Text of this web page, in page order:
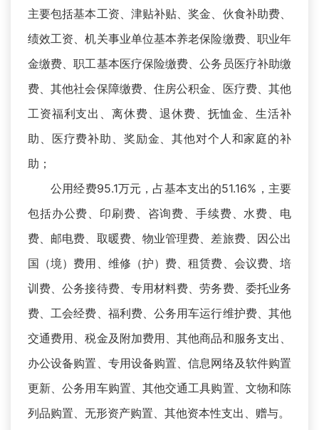
主要包括基本工资、津贴补贴、奖金、伙食补助费、
绩效工资、机关事业单位基本养老保险缴费、职业年
金缴费、职工基本医疗保险缴费、公务员医疗补助缴
费、其他社会保障缴费、住房公积金、医疗费、其他
工资福利支出、离休费、退休费、抚恤金、生活补
助、医疗费补助、奖励金、其他对个人和家庭的补
助；
公用经费95.1万元，占基本支出的51.16%，主要
包括办公费、印刷费、咨询费、手续费、水费、电
费、邮电费、取暖费、物业管理费、差旅费、因公出
国（境）费用、维修（护）费、租赁费、会议费、培
训费、公务接待费、专用材料费、劳务费、委托业务
费、工会经费、福利费、公务用车运行维护费、其他
交通费用、税金及附加费用、其他商品和服务支出、
办公设备购置、专用设备购置、信息网络及软件购置
更新、公务用车购置、其他交通工具购置、文物和陈
列品购置、无形资产购置、其他资本性支出、赠与。